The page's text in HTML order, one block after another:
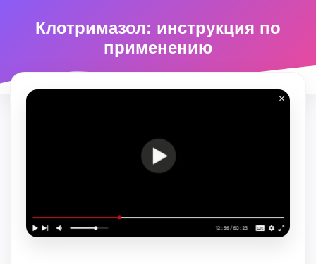
Клотримазол: инструкция по
применению